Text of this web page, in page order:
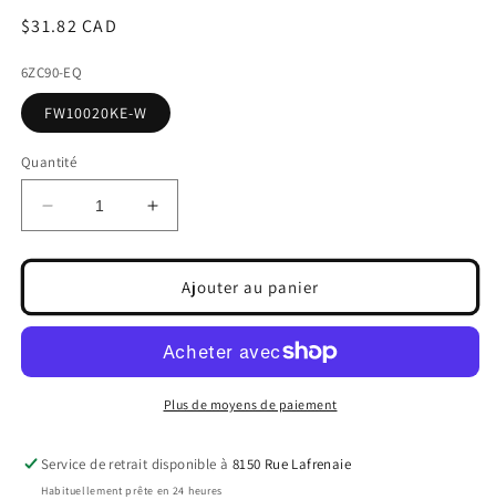
Prix
$31.82 CAD
6ZC90-EQ
FW10020KE-W
Quantité
Réduire
la
quantité
6ZC90-
EQ
5
GRAINGER
Augmenter
la
quantité
6ZC90-
EQ
Filtre
5
Micron
GRAINGER
Ajouter au panier
Plus de moyens de paiement
Service de retrait disponible à 8150 Rue Lafrenaie
Habituellement prête en 24 heures